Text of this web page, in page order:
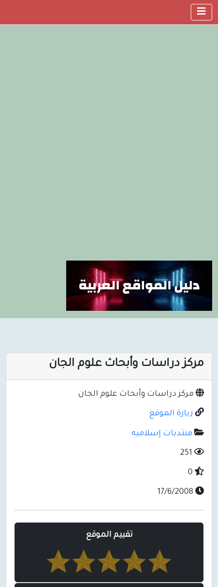
مركز دراسات وأبحاث علوم الجان
مركز دراسات وأبحاث علوم الجان
زيارة الموقع
منتديات إسلاميه
تقييم الموقع